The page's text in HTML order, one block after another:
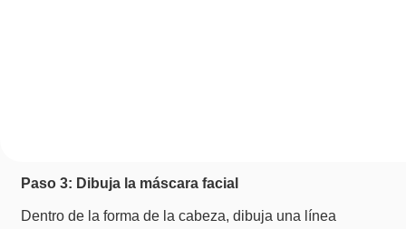
Paso 3: Dibuja la máscara facial
Dentro de la forma de la cabeza, dibuja una línea